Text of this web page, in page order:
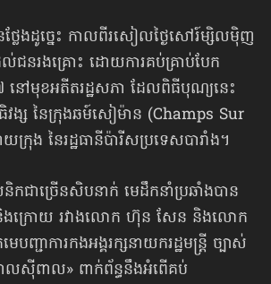
ែងដូច្នេះ កាលពីរសៀលថ្ងៃសៅរ៍ម្សិលម៉ិញ
ជនរងគ្រោះ ដោយការគប់គ្រាប់បែក
នៅមុខអតីតរដ្ឋសភា ដែលពិធីបុណ្យនេះ
ោធិវង្ស នៃក្រុងឆម៍សៀម៉ាន (Champs Sur
រុង នៃរដ្ឋធានីប៉ារីសប្រទេសបារាំង។
កជាច្រើនសិបនាក់ មេដឹកនាំប្រឆាំងបាន
ងក្រោយ រវាងលោក ហ៊ុន សែន និងលោក
ជាការកងអង្គរក្សនាយករដ្ឋមន្ត្រី ច្បាស់
លស៊ីពាល» ពាក់ព័ន្ធនឹងអំពើគប់